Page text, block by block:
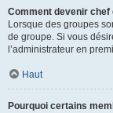
Comment devenir chef
Lorsque des groupes
de groupe. Si vous
l’administrateur en
Haut
Pourquoi certains